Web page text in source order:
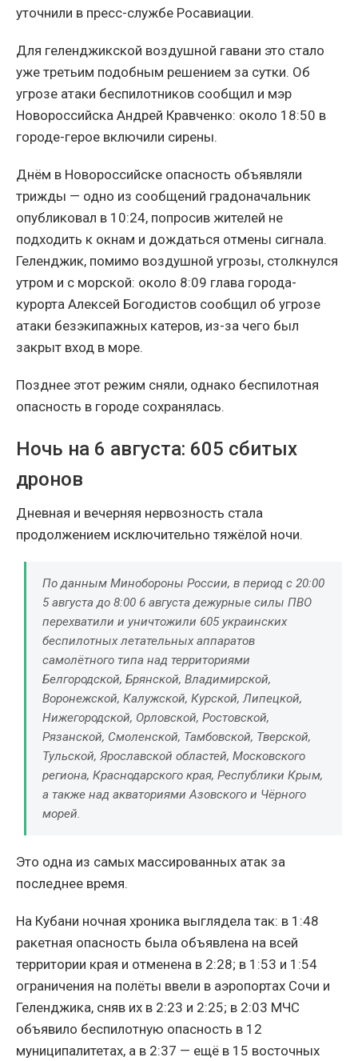
уточнили в пресс-службе Росавиации.
Для геленджикской воздушной гавани это стало
уже третьим подобным решением за сутки. Об
угрозе атаки беспилотников сообщил и мэр
Новороссийска Андрей Кравченко: около 18:50 в
городе-герое включили сирены.
Днём в Новороссийске опасность объявляли
трижды — одно из сообщений градоначальник
опубликовал в 10:24, попросив жителей не
подходить к окнам и дождаться отмены сигнала.
Геленджик, помимо воздушной угрозы, столкнулся
утром и с морской: около 8:09 глава города-
курорта Алексей Богодистов сообщил об угрозе
атаки безэкипажных катеров, из-за чего был
закрыт вход в море.
Позднее этот режим сняли, однако беспилотная
опасность в городе сохранялась.
Ночь на 6 августа: 605 сбитых
дронов
Дневная и вечерняя нервозность стала
продолжением исключительно тяжёлой ночи.
По данным Минобороны России, в период с 20:00
5 августа до 8:00 6 августа дежурные силы ПВО
перехватили и уничтожили 605 украинских
беспилотных летательных аппаратов
самолётного типа над территориями
Белгородской, Брянской, Владимирской,
Воронежской, Калужской, Курской, Липецкой,
Нижегородской, Орловской, Ростовской,
Рязанской, Смоленской, Тамбовской, Тверской,
Тульской, Ярославской областей, Московского
региона, Краснодарского края, Республики Крым,
а также над акваториями Азовского и Чёрного
морей.
Это одна из самых массированных атак за
последнее время.
На Кубани ночная хроника выглядела так: в 1:48
ракетная опасность была объявлена на всей
территории края и отменена в 2:28; в 1:53 и 1:54
ограничения на полёты ввели в аэропортах Сочи и
Геленджика, сняв их в 2:23 и 2:25; в 2:03 МЧС
объявило беспилотную опасность в 12
муниципалитетах, а в 2:37 — ещё в 15 восточных